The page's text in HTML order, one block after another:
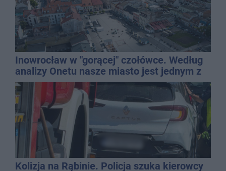
Inowrocław w "gorącej" czołówce. Według
analizy Onetu nasze miasto jest jednym z
najbardziej narażonych na upały
Kolizja na Rąbinie. Policja szuka kierowcy